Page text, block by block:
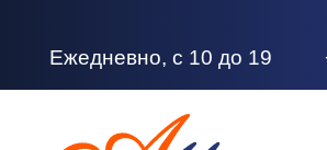
Ежедневно, с 10 до 19